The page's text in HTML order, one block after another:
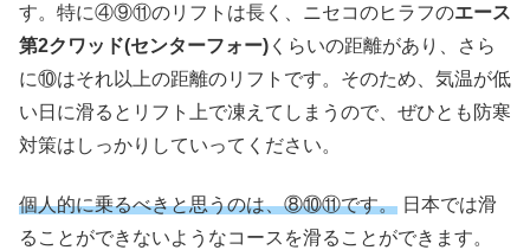
す。特に④⑨⑪のリフトは長く、ニセコのヒラフのエース
第2クワッド(センターフォー) くらいの距離があり、さら
に⑩はそれ以上の距離のリフトです。そのため、気温が低
い日に滑るとリフト上で凍えてしまうので、ぜひとも防寒
対策はしっかりしていってください。
個人的に乗るべきと思うのは、⑧⑩⑪です。 日本では滑
ることができないようなコースを滑ることができます。